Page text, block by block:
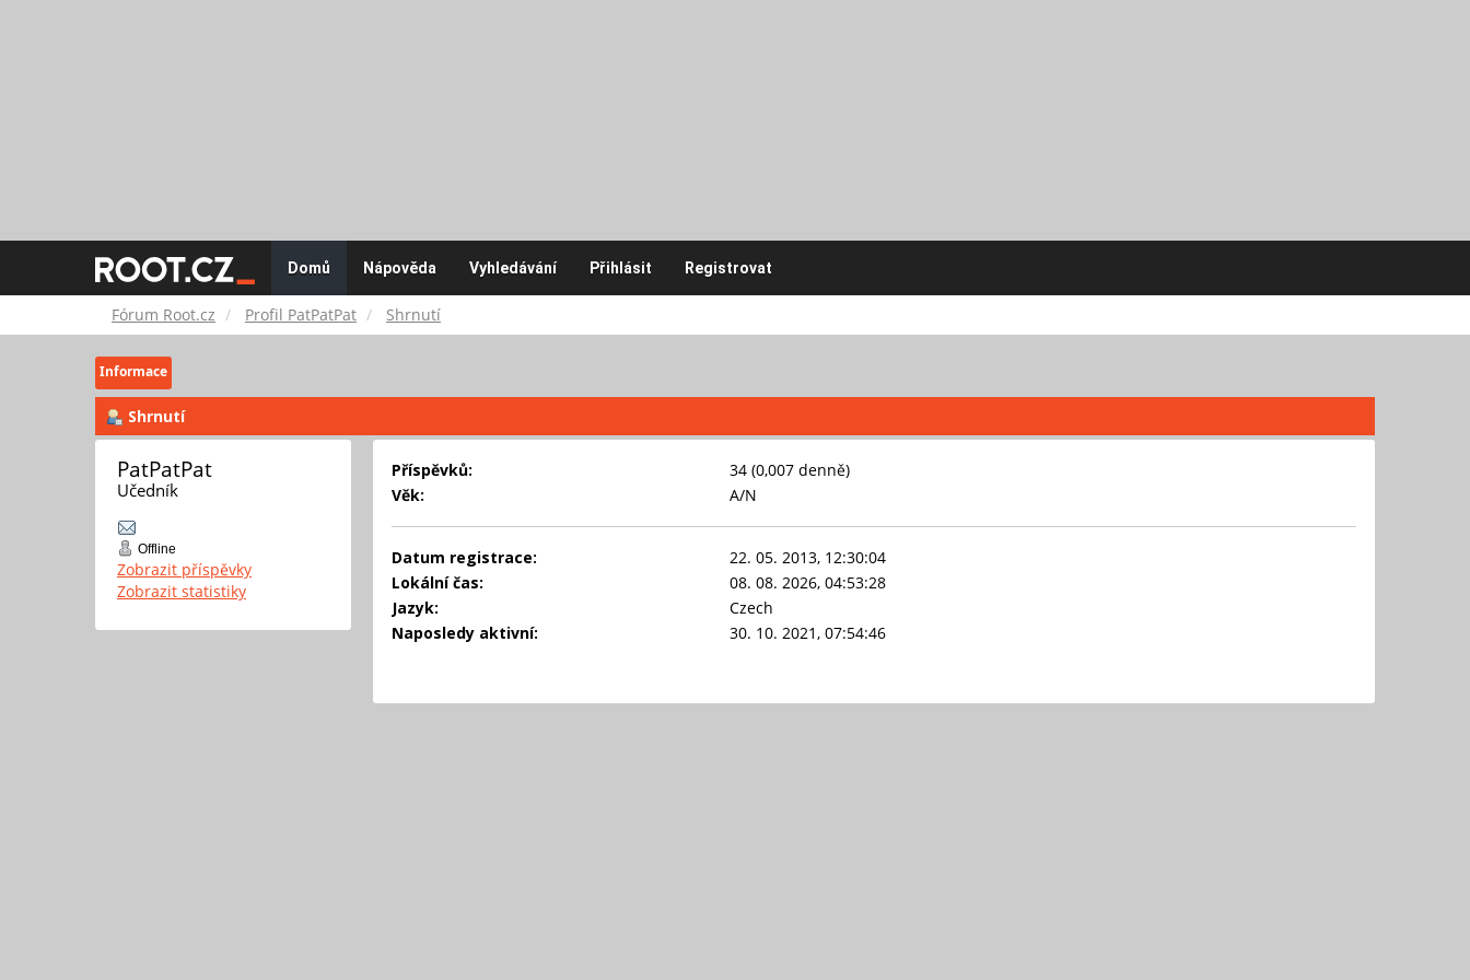
Fórum
Root.cz
Domů Nápověda Vyhledávání Přihlásit Registrovat
Fórum Root.cz Profil PatPatPat Shrnutí
Informace
Shrnutí
PatPatPat
Učedník
Offline
Zobrazit příspěvky
Zobrazit statistiky
Příspěvků:
34 (0,007 denně)
Věk:
A/N
Datum registrace:
22. 05. 2013, 12:30:04
Lokální čas:
08. 08. 2026, 04:53:28
Jazyk:
Czech
Naposledy aktivní:
30. 10. 2021, 07:54:46